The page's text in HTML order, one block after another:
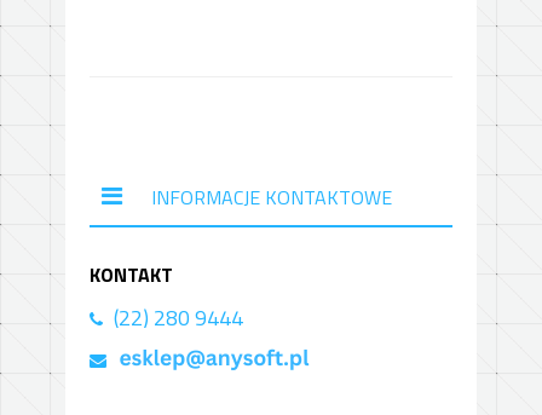
INFORMACJE KONTAKTOWE
KONTAKT
(22) 280 9444